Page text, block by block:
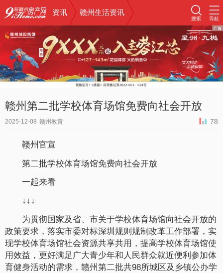
资讯 赣州生活资讯
搜索 导航
赣州第二批学校体育场馆免费向社会开放
2025-12-08 赣州教育 78
赣州官宣
第二批学校体育场馆免费向社会开放
一起来看
↓↓↓
为贯彻国家及省、市关于学校体育场馆向社会开放的
政策要求，落实市委对标深圳规则规制改革工作部署，实
现学校体育场馆社会资源共享共用，提高学校体育场馆使
用效益，更好满足广大青少年和人民群众就近便利参加体
育健身活动的需求，赣州第二批共98所城区及乡镇公办学